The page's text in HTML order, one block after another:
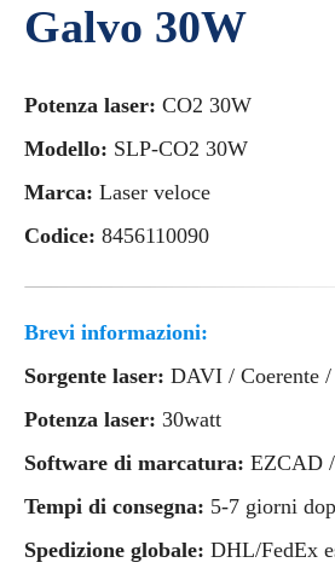
Galvo 30W
Potenza laser: CO2 30W
Modello: SLP-CO2 30W
Marca: Laser veloce
Codice: 8456110090
Brevi informazioni:
Sorgente laser: DAVI / Coerente /
Potenza laser: 30watt
Software di marcatura: EZCAD
Tempi di consegna: 5-7 giorni
Spedizione globale: DHL/FedEx